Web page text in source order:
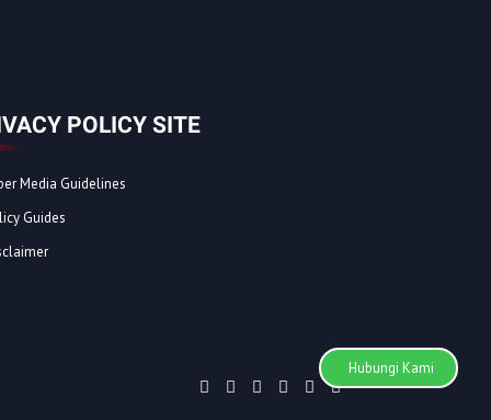
POLICY SITE
Media Guidelines
Guides
Hubungi Kami